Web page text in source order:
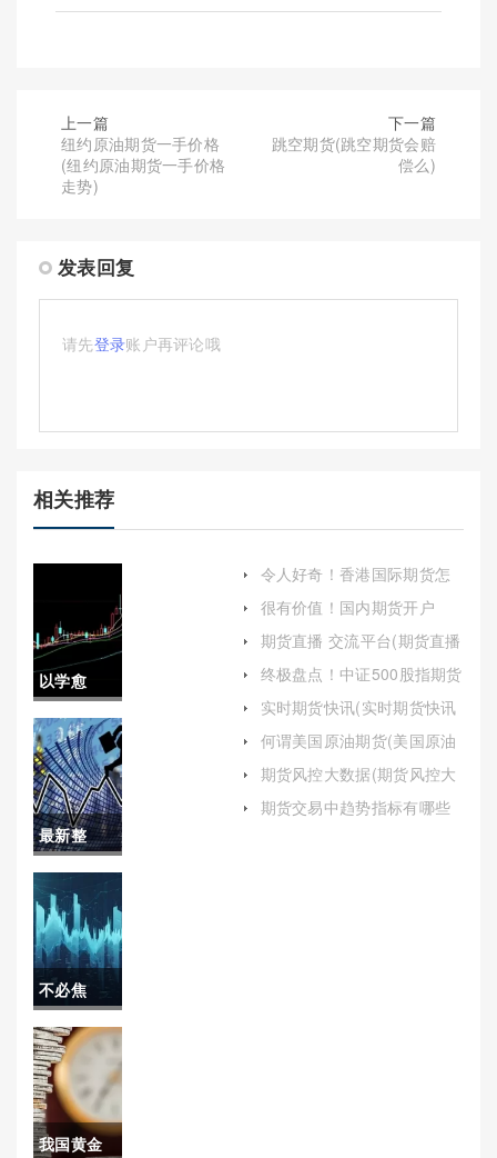
上一篇
纽约原油期货一手价格
(纽约原油期货一手价格
走势)
下一篇
跳空期货(跳空期货会赔
偿么)
发表回复
请先登录账户再评论哦
相关推荐
以学愈
愚！恒指
期货开户
哪里好(恒
指期货开
户哪家好)
最新整
理！国际
原油价格
查询(全面
解析与展
望)
不必焦
虑！国内
期货保证
金查看
我国黄金
令人好奇！香港国际期货怎
期货交易之旅)
很有价值！国内期货开户
析
期货直播 交流平台(期货直播
终极盘点！中证500股指期货
实时期货快讯(实时期货快讯
何谓美国原油期货(美国原油
期货风控大数据(期货风控大
期货交易中趋势指标有哪些